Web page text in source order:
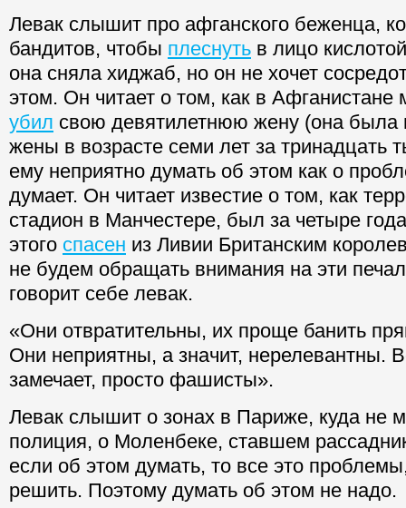
Левак слышит про афганского беженца,
бандитов, чтобы плеснуть в лицо
она сняла хиджаб, но он не хочет
этом. Он читает о том, как в
убил свою девятилетнюю жену (она была
жены в возрасте семи лет за тринадцать
ему неприятно думать об этом как о
думает. Он читает известие о том, как
стадион в Манчестере, был за четыре
этого спасен из Ливии Британским
не будем обращать внимания на эти
говорит себе левак.
«Они отвратительны, их проще банить
Они неприятны, а значит, нерелевантны.
замечает, просто фашисты».
Левак слышит о зонах в Париже, куда не
полиция, о Моленбеке, ставшем
если об этом думать, то все это
решить. Поэтому думать об этом не надо.